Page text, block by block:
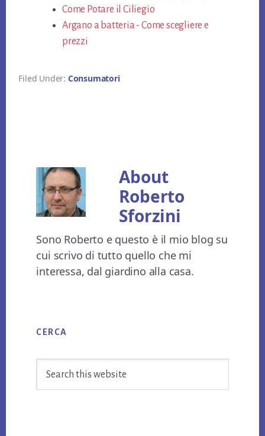
Come Potare il Ciliegio
Argano a batteria - Come scegliere e
prezzi
Filed Under: Consumatori
About
Roberto
Sforzini
Sono Roberto e questo è il mio blog su
cui scrivo di tutto quello che mi
interessa, dal giardino alla casa.
Sidebar
CERCA